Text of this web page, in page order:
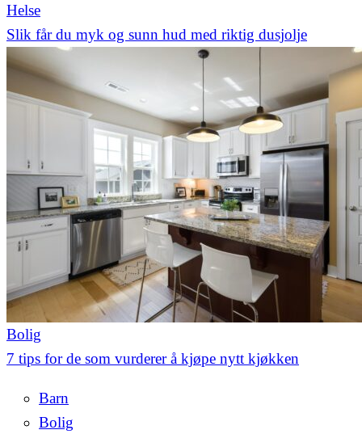
Helse
Slik får du myk og sunn hud med riktig dusjolje
Bolig
7 tips for de som vurderer å kjøpe nytt kjøkken
Barn
Bolig